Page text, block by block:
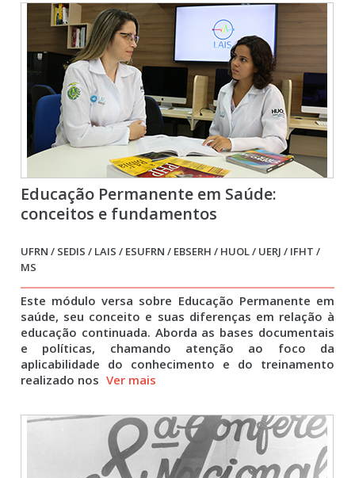
Educação Permanente em Saúde:
conceitos e fundamentos
UFRN / SEDIS / LAIS / ESUFRN / EBSERH / HUOL / UERJ / IFHT /
MS
Este módulo versa sobre Educação Permanente em
saúde, seu conceito e suas diferenças em relação à
educação continuada. Aborda as bases documentais
e políticas, chamando atenção ao foco da
aplicabilidade do conhecimento e do treinamento
realizado nos Ver mais